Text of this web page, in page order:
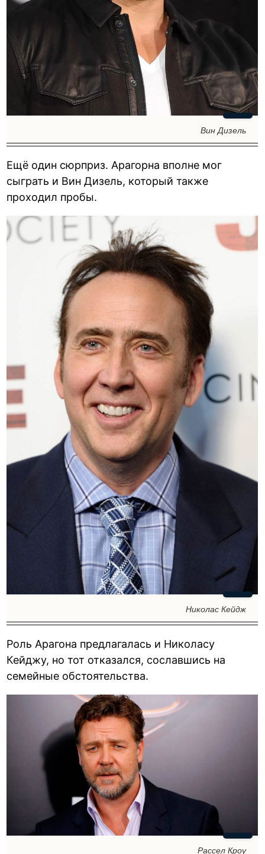
Вин Дизель
Ещё один сюрприз. Арагорна вполне мог
сыграть и Вин Дизель, который также
проходил пробы.
Николас Кейдж
Роль Арагона предлагалась и Николасу
Кейджу, но тот отказался, сославшись на
семейные обстоятельства.
Рассел Кроу